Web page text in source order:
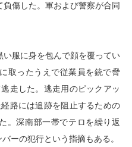
傷した。軍および警察が合同
服に身を包んで顔を覆ってい
取ったうえで従業員を銃で脅
走した。逃走用のピックアッ
路には追跡を阻止するための
。深南部一帯でテロを繰り返
ーの犯行という指摘もある。